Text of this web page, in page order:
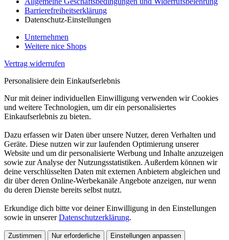
Barrierefreiheitserklärung
Datenschutz-Einstellungen
Unternehmen
Weitere nice Shops
Vertrag widerrufen
Personalisiere dein Einkaufserlebnis
Nur mit deiner individuellen Einwilligung verwenden wir Cookies
und weitere Technologien, um dir ein personalisiertes
Einkaufserlebnis zu bieten.
Dazu erfassen wir Daten über unsere Nutzer, deren Verhalten und
Geräte. Diese nutzen wir zur laufenden Optimierung unserer
Website und um dir personalisierte Werbung und Inhalte anzuzeigen
sowie zur Analyse der Nutzungsstatistiken. Außerdem können wir
deine verschlüsselten Daten mit externen Anbietern abgleichen und
dir über deren Online-Werbekanäle Angebote anzeigen, nur wenn
du deren Dienste bereits selbst nutzt.
Erkundige dich bitte vor deiner Einwilligung in den Einstellungen
sowie in unsererDatenschutzerklärung.
Zustimmen Nur erforderliche Einstellungen anpassen